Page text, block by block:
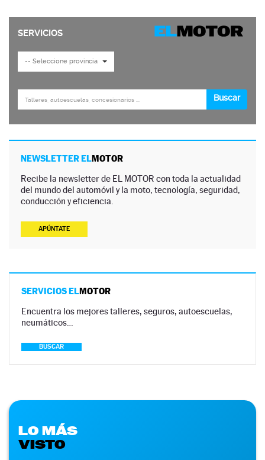
NEWSLETTER ELMOTOR
Recibe la newsletter de EL MOTOR con toda la actualidad
del mundo del automóvil y la moto, tecnología, seguridad,
conducción y eficiencia.
APÚNTATE
SERVICIOS ELMOTOR
Encuentra los mejores talleres, seguros, autoescuelas,
neumáticos…
BUSCAR
LO MÁS
VISTO